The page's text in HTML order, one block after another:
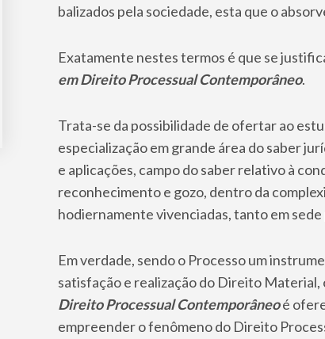
balizados pela sociedade, esta que o
Exatamente nestes termos é que se
em Direito Processual Contemporâneo.
Trata-se da possibilidade de ofertar ao
especialização em grande área do saber
e aplicações, campo do saber relativo à
reconhecimento e gozo, dentro da
hodiernamente vivenciadas, tanto em
Em verdade, sendo o Processo um
satisfação e realização do Direito Material,
Direito Processual Contemporâneoé
empreender o fenômeno do Direito